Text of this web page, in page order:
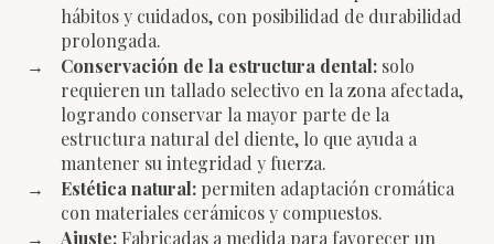
hábitos y cuidados, con posibilidad de durabilidad
prolongada.
Conservación de la estructura dental: solo
requieren un tallado selectivo en la zona afectada,
logrando conservar la mayor parte de la
estructura natural del diente, lo que ayuda a
mantener su integridad y fuerza.
Estética natural: permiten adaptación cromática
con materiales cerámicos y compuestos.
Ajuste: Fabricadas a medida para favorecer un